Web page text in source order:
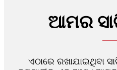
ଆମର
ଏଠାରେ ରଖାଯାଇଥିବା